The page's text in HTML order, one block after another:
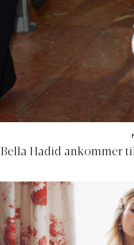
Bella Hadid ankommer til